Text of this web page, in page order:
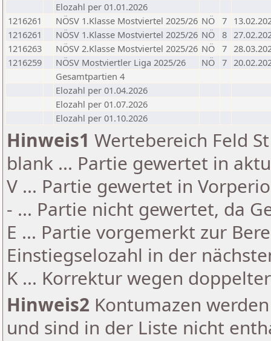
Elozahl per 01.01.2026
1216261
NÖSV 1.Klasse Mostviertel 2025/26 NÖ 7
1216261
NÖSV 1.Klasse Mostviertel 2025/26 NÖ 8
1216263
NÖSV 2.Klasse Mostviertel 2025/26 NÖ 7
1216259
NÖSV Mostviertler Liga 2025/26 NÖ 7
Gesamtpartien 4
Elozahl per 01.04.2026
Elozahl per 01.07.2026
Elozahl per 01.10.2026
Hinweis1 Wertebereich Feld
blank ... Partie gewertet in
V ... Partie gewertet in
- ... Partie nicht gewertet, da
E ... Partie vorgemerkt zur
Einstiegselozahl in der
K ... Korrektur wegen
Hinweis2 Kontumazen
und sind in der Liste nicht